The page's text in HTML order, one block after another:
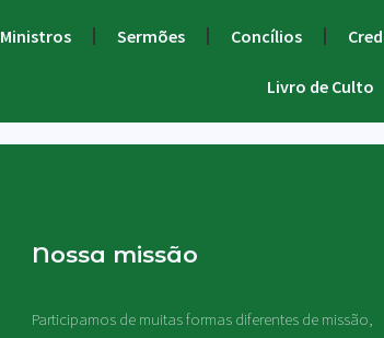
Ministros Sermões Concílios
Livro de Culto
Nossa missão
Participamos de muitas formas diferentes de missão,